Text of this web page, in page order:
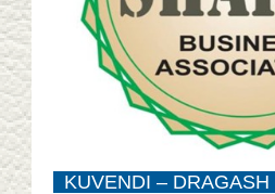
KUVENDI – DRAGASH